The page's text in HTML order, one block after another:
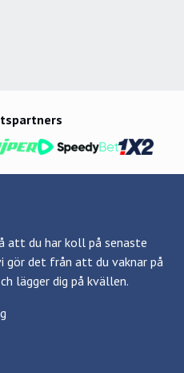
att du har koll på senaste
gör det från att du vaknar på
lägger dig på kvällen.